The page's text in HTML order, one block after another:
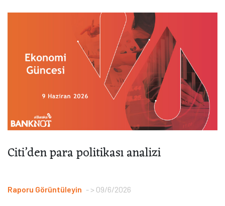
Citi’den para politikası analizi
Raporu Görüntüleyin > 09/6/2026